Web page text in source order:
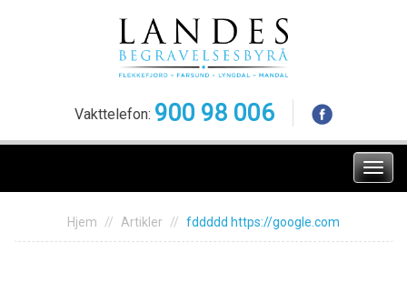
Vakttelefon: 900 98 006
Meny
Hjem Artikler fddddd https://google.com